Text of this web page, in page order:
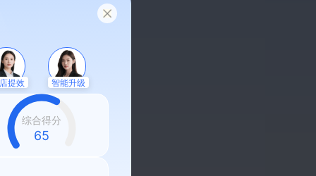
提效 智能升级
综合得分
58